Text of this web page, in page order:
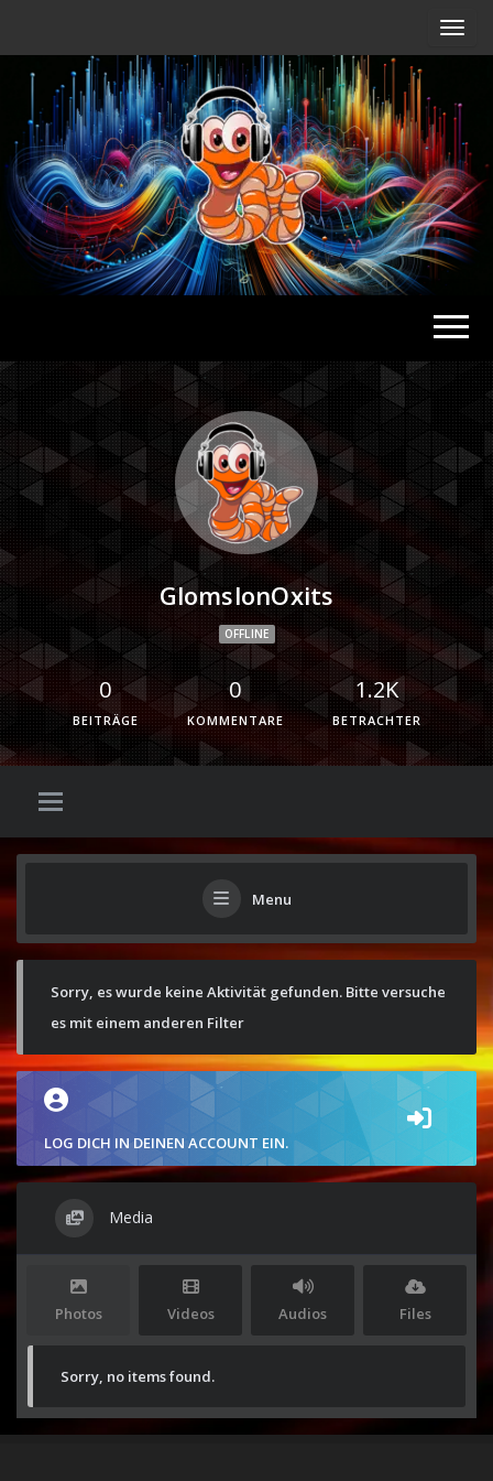
Radio
GlomslonOxits
OFFLINE
0
BEITRÄGE
0
KOMMENTARE
1.2K
BETRACHTER
Menu
Sorry, es wurde keine Aktivität gefunden. Bitte versuche
es mit einem anderen Filter
LOG DICH IN DEINEN ACCOUNT EIN.
Media
Photos Videos Audios Files
Sorry, no items found.